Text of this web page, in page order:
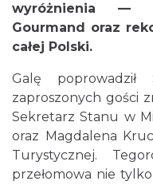
wyróżnienia —
Gourmand oraz
całej Polski.
Galę
zaproszonych gości
Sekretarz Stanu w
oraz Magdalena
Turystycznej.
przełomowa nie